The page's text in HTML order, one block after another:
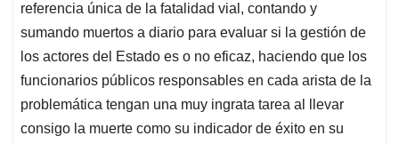
referencia única de la fatalidad vial, contando y
sumando muertos a diario para evaluar si la gestión de
los actores del Estado es o no eficaz, haciendo que los
funcionarios públicos responsables en cada arista de la
problemática tengan una muy ingrata tarea al llevar
consigo la muerte como su indicador de éxito en su